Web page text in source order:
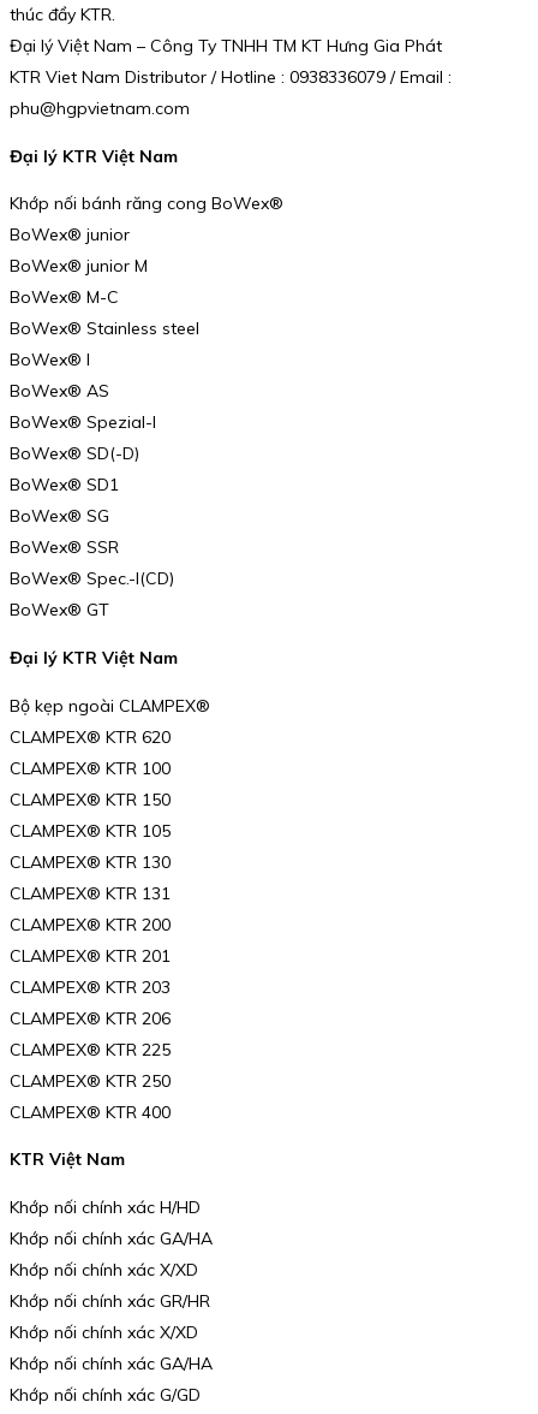
thúc đẩy KTR.
Đại lý Việt Nam – Công Ty TNHH TM KT Hưng Gia Phát
KTR Viet Nam Distributor / Hotline : 0938336079 / Email :
phu@hgpvietnam.com
Đại lý KTR Việt Nam
Khớp nối bánh răng cong BoWex®
BoWex® junior
BoWex® junior M
BoWex® M-C
BoWex® Stainless steel
BoWex® I
BoWex® AS
BoWex® Spezial-I
BoWex® SD(-D)
BoWex® SD1
BoWex® SG
BoWex® SSR
BoWex® Spec.-I(CD)
BoWex® GT
Đại lý KTR Việt Nam
Bộ kẹp ngoài CLAMPEX®
CLAMPEX® KTR 620
CLAMPEX® KTR 100
CLAMPEX® KTR 150
CLAMPEX® KTR 105
CLAMPEX® KTR 130
CLAMPEX® KTR 131
CLAMPEX® KTR 200
CLAMPEX® KTR 201
CLAMPEX® KTR 203
CLAMPEX® KTR 206
CLAMPEX® KTR 225
CLAMPEX® KTR 250
CLAMPEX® KTR 400
KTR Việt Nam
Khớp nối chính xác H/HD
Khớp nối chính xác GA/HA
Khớp nối chính xác X/XD
Khớp nối chính xác GR/HR
Khớp nối chính xác X/XD
Khớp nối chính xác GA/HA
Khớp nối chính xác G/GD